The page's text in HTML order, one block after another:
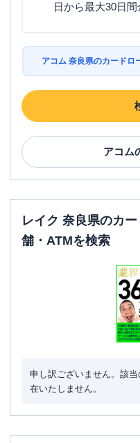
日から最大30日間
アコム 奈良県のカードロ
アコム
レイク 奈良県のカ
舗・ATMを検索
申し訳ございません。該
在いたしません。